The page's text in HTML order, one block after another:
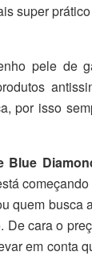
super
pele de
por isso
Blue
quem busca
De cara o
em conta